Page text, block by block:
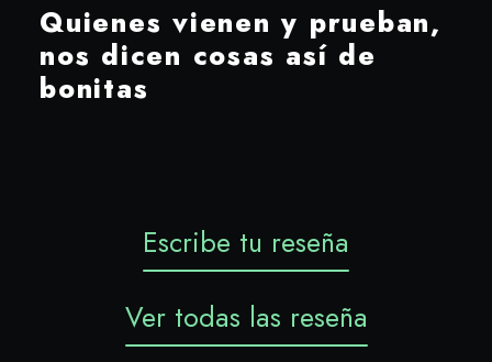
Quienes vienen y prueban,
nos dicen cosas así de
bonitas
Escribe tu reseña
Ver todas las reseña